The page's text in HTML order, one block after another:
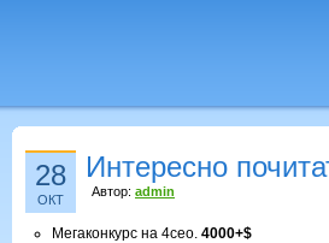
28
ОКТ
Интересно
Автор: admin
Мегаконкурс на 4сео. 4000+$